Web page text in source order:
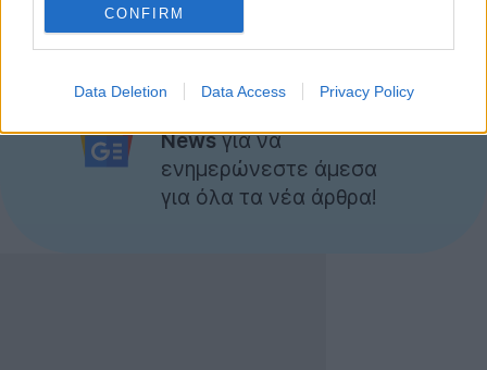
CONFIRM
Data Deletion Data Access Privacy Policy
Ακολουθήστε το
Newsγια να
ενημερώνεστε άμεσα
για όλα τα νέα άρθρα!